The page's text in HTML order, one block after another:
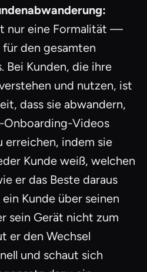
nur eine Formalität —
den gesamten
Bei Kunden, die ihre
und nutzen, ist
dass sie abwandern,
Onboarding-Videos
erreichen, indem sie
Kunde weiß, welchen
er das Beste daraus
Kunde über seinen
sein Gerät nicht zum
er den Wechsel
und schaut sich